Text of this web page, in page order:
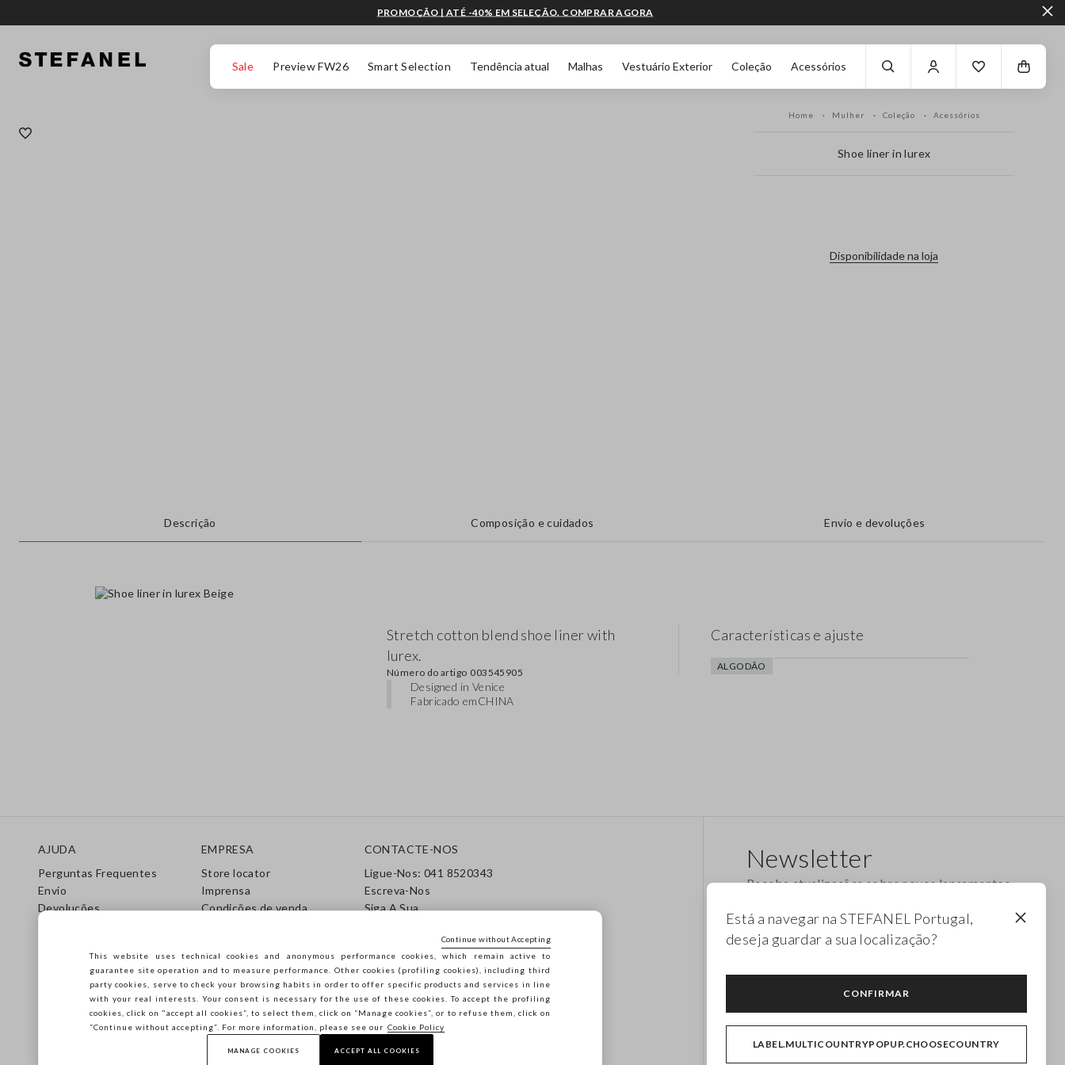
Sale Preview FW26 Smart Selection Tendência atual Malhas Vestuário Exterior Coleção Acessórios
PROMOÇÃO | ATÉ -40% EM SELEÇÃO. COMPRAR AGORA
Home Mulher Coleção Acessórios
Shoe liner in lurex
Disponibilidade na loja
Descrição Composição e cuidados Envio e devoluções
Stretch cotton blend shoe liner with
lurex.
Número do artigo 003545905
Designed in Venice
Fabricado emCHINA
Características e ajuste
ALGODÃO
AJUDA
Perguntas Frequentes
Envio
Devoluções
Guia de Tamanhos
EMPRESA
Store locator
Imprensa
Condições de venda
Sustentabilidade
CONTACTE-NOS
Ligue-Nos: 041 8520343
Escreva-Nos
Siga A Sua
Newsletter
Receba atualizações sobre novos lançamentos,
de 10%.
Siga-nos em
Está a navegar na STEFANEL Portugal,
deseja guardar a sua localização?
CONFIRMAR
LABEL.MULTICOUNTRYPOPUP.CHOOSECOUNTRY
This website uses technical cookies and anonymous performance cookies, which remain active to
guarantee site operation and to measure performance. Other cookies (profiling cookies), including third
party cookies, serve to check your browsing habits in order to offer specific products and services in line
with your real interests. Your consent is necessary for the use of these cookies. To accept the profiling
cookies, click on "accept all cookies”, to select them, click on “Manage cookies”, or to refuse them, click on
“Continue without accepting”. For more information, please see our Cookie Policy
MANAGE COOKIES ACCEPT ALL COOKIES
Continue without Accepting